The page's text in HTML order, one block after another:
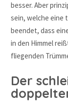
besser. Aber
sein, welche eine
beendet, dass
in den Himmel
fliegenden
Der